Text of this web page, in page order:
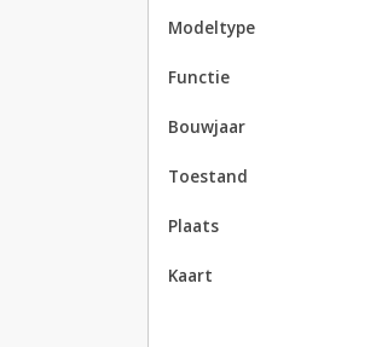
modeltype
functie
bouwjaar
toestand
plaats
kaart
Toon op Google Maps